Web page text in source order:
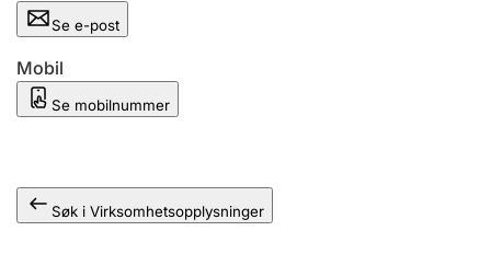
Andre tema
Se e-post
Mobil
Se mobilnummer
Søk i Virksomhetsopplysninger